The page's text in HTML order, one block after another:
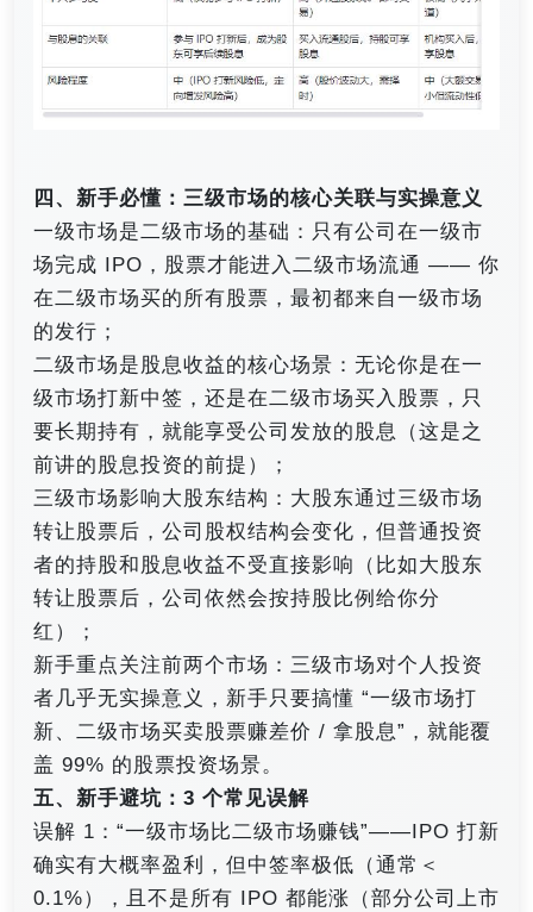
四、新手必懂：三级市场的核心关联与实操意义
一级市场是二级市场的基础：只有公司在一级市
场完成 IPO，股票才能进入二级市场流通 —— 你
在二级市场买的所有股票，最初都来自一级市场
的发行；
二级市场是股息收益的核心场景：无论你是在一
级市场打新中签，还是在二级市场买入股票，只
要长期持有，就能享受公司发放的股息（这是之
前讲的股息投资的前提）；
三级市场影响大股东结构：大股东通过三级市场
转让股票后，公司股权结构会变化，但普通投资
者的持股和股息收益不受直接影响（比如大股东
转让股票后，公司依然会按持股比例给你分
红）；
新手重点关注前两个市场：三级市场对个人投资
者几乎无实操意义，新手只要搞懂 “一级市场打
新、二级市场买卖股票赚差价 / 拿股息”，就能覆
盖 99% 的股票投资场景。
五、新手避坑：3 个常见误解
误解 1：“一级市场比二级市场赚钱”——IPO 打新
确实有大概率盈利，但中签率极低（通常＜
0.1%），且不是所有 IPO 都能涨（部分公司上市